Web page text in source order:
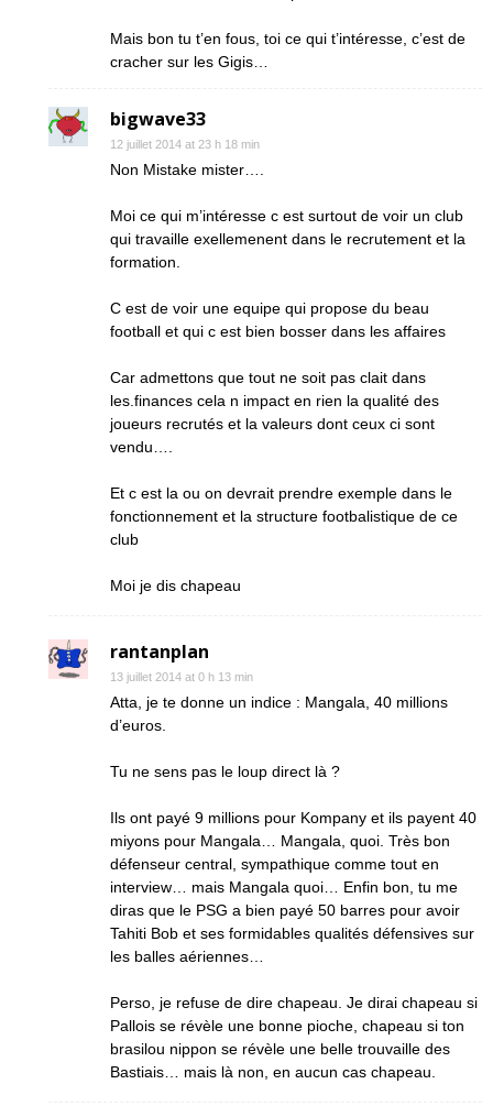
Mais bon tu t’en fous, toi ce qui t’intéresse, c’est de
cracher sur les Gigis…
bigwave33
12 juillet 2014 at 23 h 18 min
Non Mistake mister….
Moi ce qui m’intéresse c est surtout de voir un club
qui travaille exellemenent dans le recrutement et la
formation.
C est de voir une equipe qui propose du beau
football et qui c est bien bosser dans les affaires
Car admettons que tout ne soit pas clait dans
les.finances cela n impact en rien la qualité des
joueurs recrutés et la valeurs dont ceux ci sont
vendu….
Et c est la ou on devrait prendre exemple dans le
fonctionnement et la structure footbalistique de ce
club
Moi je dis chapeau
rantanplan
13 juillet 2014 at 0 h 13 min
Atta, je te donne un indice : Mangala, 40 millions
d’euros.
Tu ne sens pas le loup direct là ?
Ils ont payé 9 millions pour Kompany et ils payent 40
miyons pour Mangala… Mangala, quoi. Très bon
défenseur central, sympathique comme tout en
interview… mais Mangala quoi… Enfin bon, tu me
diras que le PSG a bien payé 50 barres pour avoir
Tahiti Bob et ses formidables qualités défensives sur
les balles aériennes…
Perso, je refuse de dire chapeau. Je dirai chapeau si
Pallois se révèle une bonne pioche, chapeau si ton
brasilou nippon se révèle une belle trouvaille des
Bastiais… mais là non, en aucun cas chapeau.